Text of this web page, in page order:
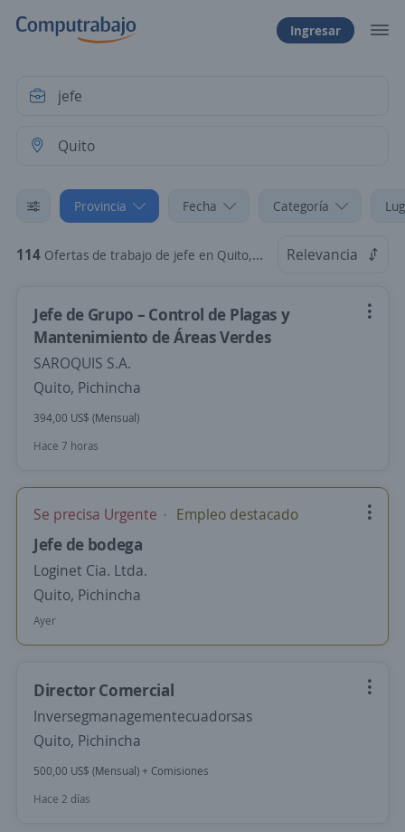
Ingresar
Provincia Fecha Categoría
114 Ofertas de trabajo de jefe en Quito, Pichincha Relevancia
Jefe de Grupo – Control de Plagas y
Mantenimiento de Áreas Verdes
SAROQUIS S.A.
Quito, Pichincha
394,00 US$ (Mensual)
Hace 7 horas
Se precisa Urgente Empleo destacado
Jefe de bodega
Loginet Cia. Ltda.
Quito, Pichincha
Ayer
Director Comercial
Inversegmanagementecuadorsas
Quito, Pichincha
500,00 US$ (Mensual) + Comisiones
Hace 2 días